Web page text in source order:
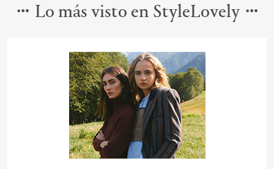
Lo más visto en StyleLovely